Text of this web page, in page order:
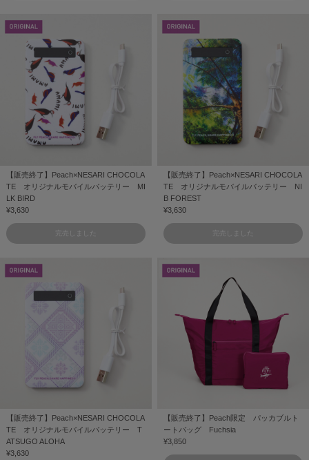
【販売終了】Peach×NESARI CHOCOLA
TE オリジナルモバイルバッテリー MI
LK BIRD
¥3,630
完売しました
【販売終了】Peach×NESARI CHOCOLA
TE オリジナルモバイルバッテリー NI
B FOREST
¥3,630
完売しました
【販売終了】Peach×NESARI CHOCOLA
TE オリジナルモバイルバッテリー T
ATSUGO ALOHA
¥3,630
【販売終了】Peach限定 パッカブルト
ートバッグ Fuchsia
¥3,850